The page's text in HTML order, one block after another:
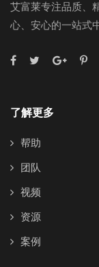
艾富莱专注品质、
心、安心的一站式
了解更多
帮助
团队
视频
资源
案例